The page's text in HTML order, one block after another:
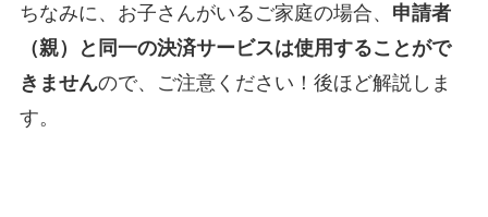
ちなみに、お子さんがいるご家庭の場合、 申請者
（親）と同一の決済サービスは使用することがで
きませんので、ご注意ください！後ほど解説しま
す。